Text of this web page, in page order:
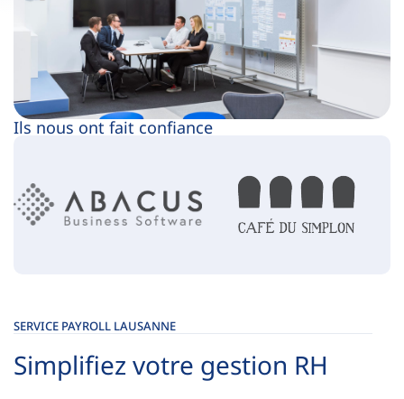
Ils nous ont fait confiance
SERVICE PAYROLL LAUSANNE
Simplifiez votre gestion RH